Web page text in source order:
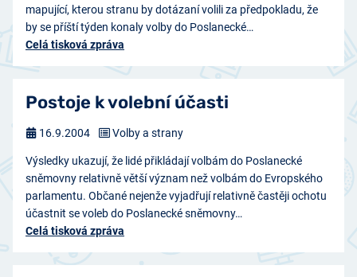
mapující, kterou stranu by dotázaní volili za předpokladu, že
by se příští týden konaly volby do Poslanecké…
Celá tisková zpráva
Postoje k volební účasti
Výsledky ukazují, že lidé přikládají volbám do Poslanecké
sněmovny relativně větší význam než volbám do Evropského
parlamentu. Občané nejenže vyjadřují relativně častěji ochotu
účastnit se voleb do Poslanecké sněmovny…
Celá tisková zpráva
16.9.2004 Volby a strany